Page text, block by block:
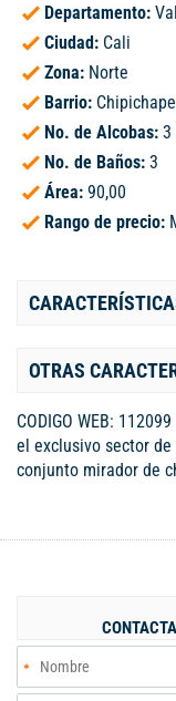
Departamento:
Ciudad: Cali
Zona: Norte
Barrio: Chipichape
No. de Alcobas: 3
No. de Baños: 3
Área: 90,00
Rango de precio:
OTRAS
CODIGO WEB:
el exclusivo sector
conjunto mirador de
closet, alcoba
sala comedor,
integral, zona de
cancha de fútbol
seguridad, hall para
vigilancia privada,